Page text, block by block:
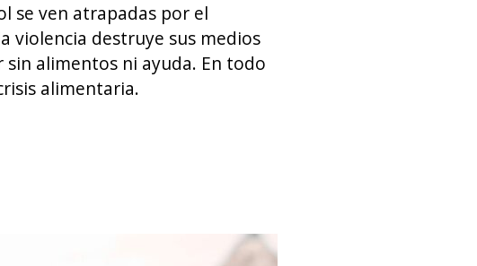
se ven atrapadas por el
violencia destruye sus medios
alimentos ni ayuda. En todo
alimentaria.